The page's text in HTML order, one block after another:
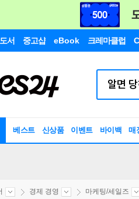
서 중고샵 eBook 크레마클럽
베스트 신상품 이벤트 바이백 매
경제 경영 마케팅/세일즈